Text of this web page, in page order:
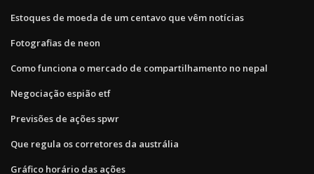
Estoques de moeda de um centavo que vêm notícias
Fotografias de neon
Como funciona o mercado de compartilhamento no nepal
Negociação espião etf
Previsões de ações spwr
Que regula os corretores da austrália
Gráfico horário das ações